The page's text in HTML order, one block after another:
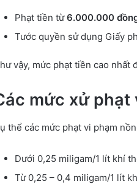
Phạt tiền từ6.000.000
Tước quyền sử dụng Giấy
vậy, mức phạt tiền cao nhất
mức xử phạt
thể các mức phạt vi phạm
Dưới 0,25 miligam/1 lít khí
Từ 0,25 – 0,4 miligam/1 lít